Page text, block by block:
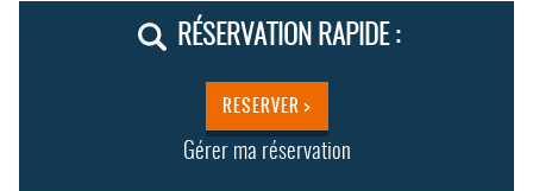
RÉSERVATION RAPIDE :
RESERVER >
Gérer ma réservation